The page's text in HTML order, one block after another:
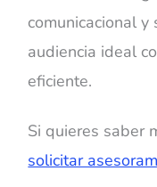
comunicacional
audiencia ideal
eficiente.
Si quieres saber
solicitar